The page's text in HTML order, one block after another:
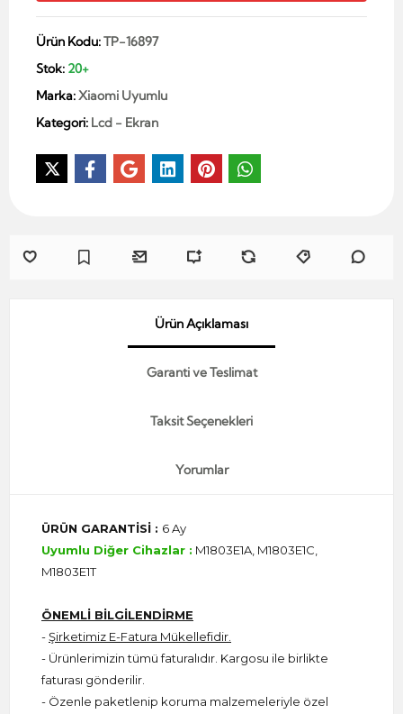
Ürün Kodu:TP-16897
Stok: 20+
Marka:Xiaomi Uyumlu
Kategori: Lcd - Ekran
Ürün Açıklaması
Garanti ve Teslimat
Taksit Seçenekleri
Yorumlar
ÜRÜN GARANTİSİ : 6 Ay
Uyumlu Diğer Cihazlar : M1803E1A, M1803E1C,
M1803E1T
ÖNEMLİ BİLGİLENDİRME
-Şirketimiz E-Fatura Mükellefidir.
- Ürünlerimizin tümü faturalıdır. Kargosu ile birlikte
faturası gönderilir.
- Özenle paketlenip koruma malzemeleriyle özel